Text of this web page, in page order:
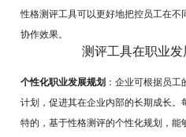
性格测评工具可以更好地把控员工在
协作效果。
测评工具在职业发
个性化职业发展规划 ：企业可根据员
计划，促进其在企业内部的长期成长
特的，基于性格测评的个性化规划，